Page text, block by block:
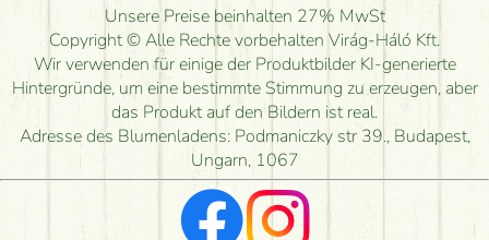
Wie lange kann ich heute Blumen mit Lieferung
bestellen?
Wie schnell können Sie den Blumenstrauß
herstellen und wann können Sie ihn frühestens
liefern?
Ich suche rote Rosen, hast du welche?
Unsere Preise beinhalten 27% MwSt
Copyright © Alle Rechte vorbehalten Virág-Háló Kft.
Wir verwenden für einige der Produktbilder KI-generierte
Hintergründe, um eine bestimmte Stimmung zu erzeugen, aber
das Produkt auf den Bildern ist real.
Adresse des Blumenladens: Podmaniczky str 39., Budapest,
Ungarn, 1067